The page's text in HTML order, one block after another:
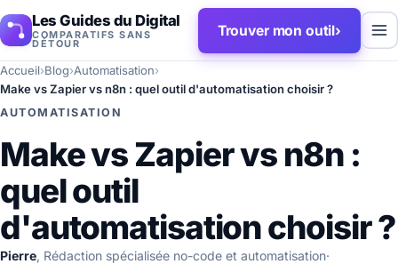
Les Guides du Digital
COMPARATIFS SANS
DÉTOUR
Trouver mon outil›
Accueil›Blog›Automatisation›
Make vs Zapier vs n8n : quel outil d'automatisation choisir ?
AUTOMATISATION
Make vs Zapier vs n8n :
quel outil
d'automatisation choisir ?
Pierre, Rédaction spécialisée no-code et automatisation·